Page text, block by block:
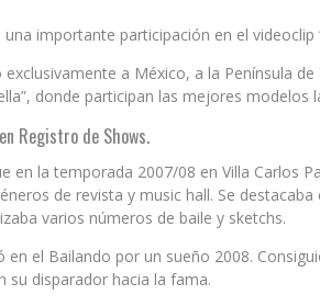
importante participación en el videoclip
exclusivamente a México, a la Península
donde participan las mejores modelos
Registro de Shows.
en la temporada 2007/08 en Villa Carlos
de revista y music hall. Se
varios números de baile y sketchs.
en el Bailando por un sueño 2008.
su disparador hacia la fama.